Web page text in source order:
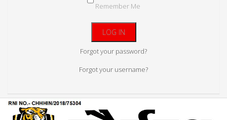
Remember Me
Forgot your password?
Forgot your username?